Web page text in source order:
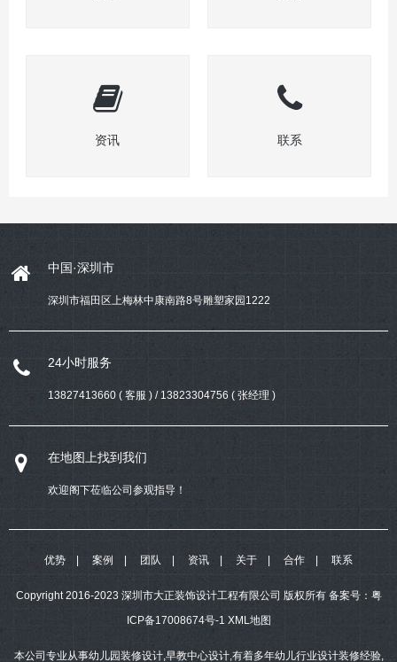
资讯 联系
中国·深圳市
深圳市福田区上梅林中康南路8号雕塑家园1222
24小时服务
13827413660 ( 客服 ) / 13823304756 ( 张经理 )
在地图上找到我们
欢迎阁下莅临公司参观指导！
优势 案例 团队 资讯 关于 合作 联系
Copyright 2016-2023 深圳市大正装饰设计工程有限公司 版权所有 备案号： 粤
ICP备17008674号-1 XML地图
本公司专业从事幼儿园装修设计,早教中心设计,有着多年幼儿行业设计装修经验,